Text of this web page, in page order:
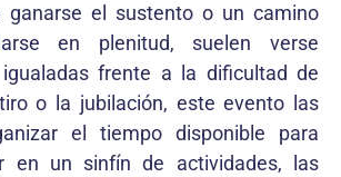
ganarse el sustento o un camino
en plenitud, suelen verse
frente a la dificultad de
o la jubilación, este evento las
el tiempo disponible para
en un sinfín de actividades, las